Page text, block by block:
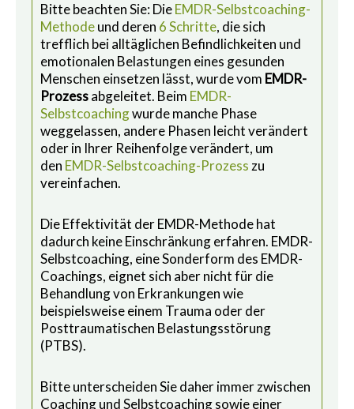
Bitte beachten Sie: DieEMDR-Selbstcoaching-
Methodeund deren 6 Schritte, die sich
trefflich bei alltäglichen Befindlichkeiten und
emotionalen Belastungen eines gesunden
Menschen einsetzen lässt, wurde vom EMDR-
Prozessabgeleitet. Beim EMDR-
Selbstcoachingwurde manche Phase
weggelassen, andere Phasen leicht verändert
oder in Ihrer Reihenfolge verändert, um
den EMDR-Selbstcoaching-Prozess zu
vereinfachen.
Die Effektivität der EMDR-Methode hat
dadurch keine Einschränkung erfahren. EMDR-
Selbstcoaching, eine Sonderform des EMDR-
Coachings, eignet sich aber nicht für die
Behandlung von Erkrankungen wie
beispielsweise einem Trauma oder der
Posttraumatischen Belastungsstörung
(PTBS).
Bitte unterscheiden Sie daher immer zwischen
Coaching und Selbstcoaching sowie einer